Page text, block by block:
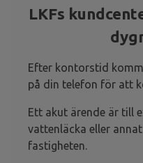
LKFs
Efter kontorstid
på din telefon för att
Ett akut ärende är till
vattenläcka eller
fastigheten.